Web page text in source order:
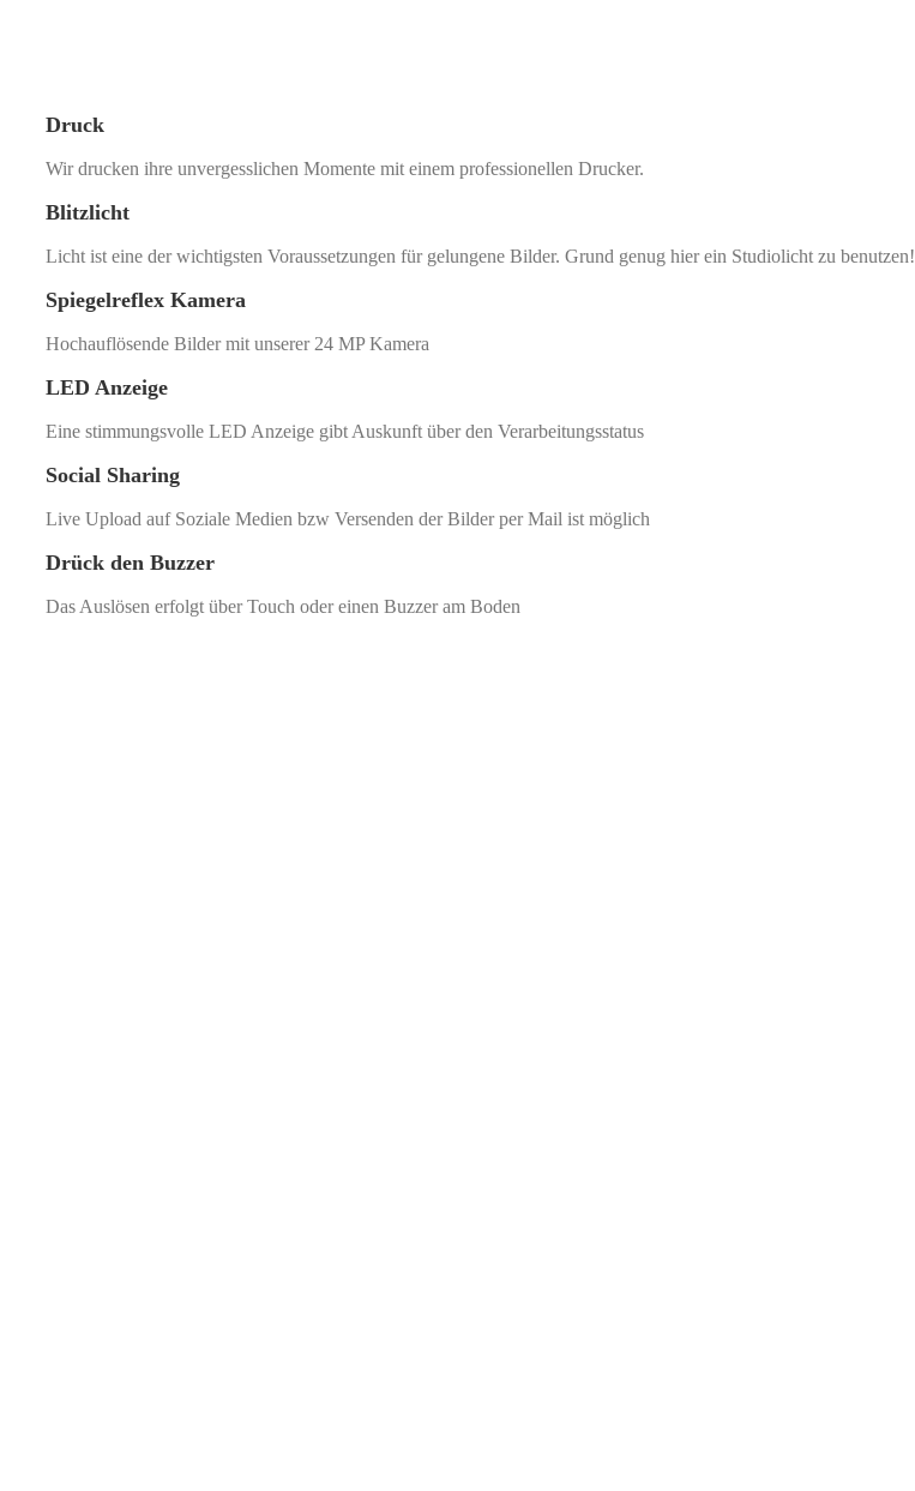
Druck
Wir drucken ihre unvergesslichen Momente mit einem professionellen Drucker.
Blitzlicht
Licht ist eine der wichtigsten Voraussetzungen für gelungene Bilder. Grund genug hier ein Studiolicht zu benutzen!
Spiegelreflex Kamera
Hochauflösende Bilder mit unserer 24 MP Kamera
LED Anzeige
Eine stimmungsvolle LED Anzeige gibt Auskunft über den Verarbeitungsstatus
Social Sharing
Live Upload auf Soziale Medien bzw Versenden der Bilder per Mail ist möglich
Drück den Buzzer
Das Auslösen erfolgt über Touch oder einen Buzzer am Boden